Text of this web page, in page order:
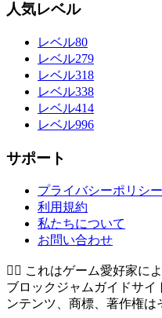
人気レベル
レベル80
レベル279
レベル318
レベル338
レベル414
レベル996
サポート
プライバシーポリシー
利用規約
私たちについて
お問い合わせ
👉🏻 これはゲーム愛好家に
ブロックジャムガイドサイ
ンテンツ、商標、著作権は